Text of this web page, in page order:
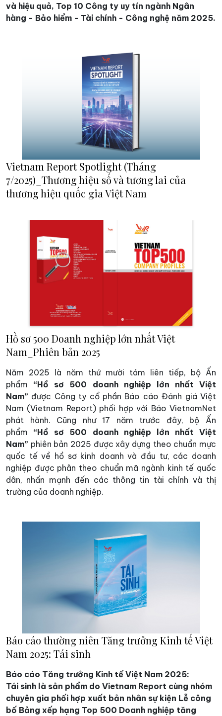
và hiệu quả, Top 10 Công ty uy tín ngành Ngân
hàng - Bảo hiểm - Tài chính - Công nghệ năm 2025.
Vietnam Report Spotlight (Tháng
7/2025)_Thương hiệu số và tương lai của
thương hiệu quốc gia Việt Nam
Hồ sơ 500 Doanh nghiệp lớn nhất Việt
Nam_Phiên bản 2025
Năm 2025 là năm thứ mười tám liên tiếp, bộ Ấn
phẩm “Hồ sơ 500 doanh nghiệp lớn nhất Việt
Nam” được Công ty cổ phần Báo cáo Đánh giá Việt
Nam (Vietnam Report) phối hợp với Báo VietnamNet
phát hành. Cũng như 17 năm trước đây, bộ Ấn
phẩm “Hồ sơ 500 doanh nghiệp lớn nhất Việt
Nam” phiên bản 2025 được xây dựng theo chuẩn mực
quốc tế về hồ sơ kinh doanh và đầu tư, các doanh
nghiệp được phân theo chuẩn mã ngành kinh tế quốc
dân, nhấn mạnh đến các thông tin tài chính và thị
trường của doanh nghiệp.
Báo cáo thường niên Tăng trưởng Kinh tế Việt
Nam 2025: Tái sinh
Báo cáo Tăng trưởng Kinh tế Việt Nam 2025:
Tái sinh là sản phẩm do Vietnam Report cùng nhóm
chuyên gia phối hợp xuất bản nhân sự kiện Lễ công
bố Bảng xếp hạng Top 500 Doanh nghiệp tăng